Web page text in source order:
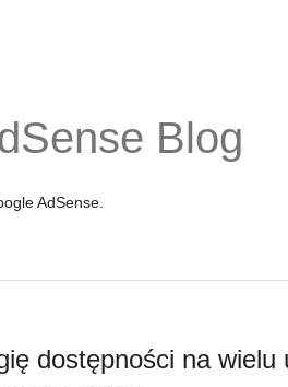
Blog
AdSense.
dostępności na wielu